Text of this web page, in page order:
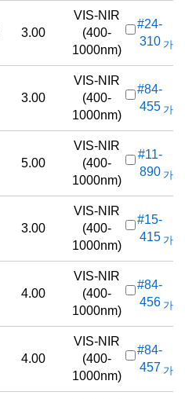
3.00
VIS-NIR
(400-
1000nm)
#24-
310 가
3.00
VIS-NIR
(400-
1000nm)
#84-
455 가
5.00
VIS-NIR
(400-
1000nm)
#11-
890 가
3.00
VIS-NIR
(400-
1000nm)
#15-
415 가
4.00
VIS-NIR
(400-
1000nm)
#84-
456 가
4.00
VIS-NIR
(400-
1000nm)
#84-
457 가